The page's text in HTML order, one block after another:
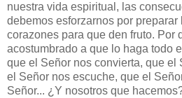
nuestra vida espiritual, las
debemos esforzarnos por preparar
corazones para que den fruto. Por
acostumbrado a que lo haga todo
que el Señor nos convierta, que el
el Señor nos escuche, que el
Señor... ¿Y nosotros que